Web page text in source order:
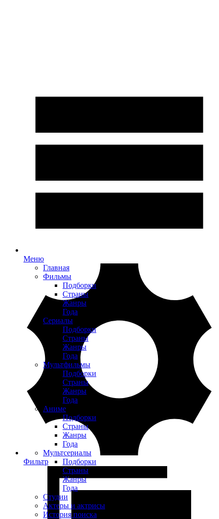
Меню
Главная
Фильмы
Подборки
Страны
Жанры
Года
Сериалы
Подборки
Страны
Жанры
Года
Мультфильмы
Подборки
Страны
Жанры
Года
Аниме
Подборки
Страны
Жанры
Года
Мультсериалы
Подборки
Страны
Жанры
Года
Студии
Актеры и актрисы
История поиска
Фильтр